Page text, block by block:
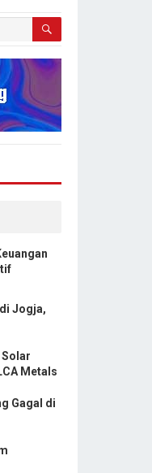
Jogja,
Solar
Metals
Gagal di